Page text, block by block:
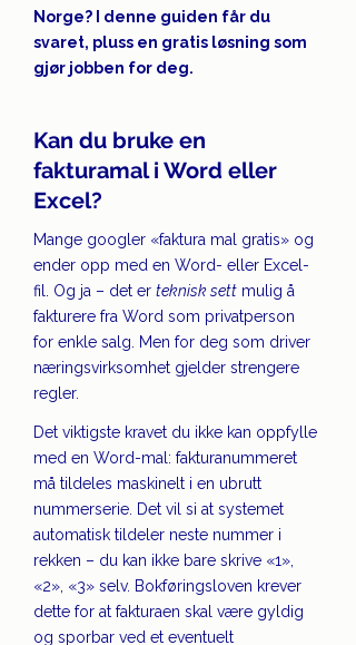
Norge? I denne guiden får du
svaret, pluss en gratis løsning som
gjør jobben for deg.
Kan du bruke en
fakturamal i Word eller
Excel?
Mange googler «faktura mal gratis» og
ender opp med en Word- eller Excel-
fil. Og ja – det er teknisk sett mulig å
fakturere fra Word som privatperson
for enkle salg. Men for deg som driver
næringsvirksomhet gjelder strengere
regler.
Det viktigste kravet du ikke kan oppfylle
med en Word-mal: fakturanummeret
må tildeles maskinelt i en ubrutt
nummerserie. Det vil si at systemet
automatisk tildeler neste nummer i
rekken – du kan ikke bare skrive «1»,
«2», «3» selv. Bokføringsloven krever
dette for at fakturaen skal være gyldig
og sporbar ved et eventuelt